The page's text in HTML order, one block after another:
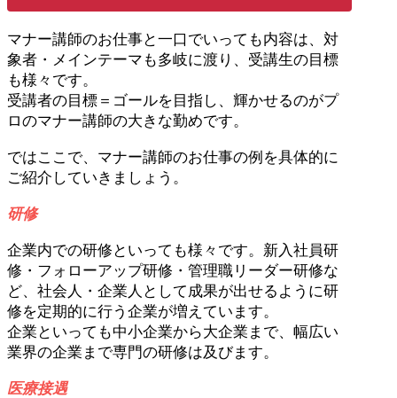
マナー講師のお仕事と一口でいっても内容は、対
象者・メインテーマも多岐に渡り、受講生の目標
も様々です。
受講者の目標＝ゴールを目指し、輝かせるのがプ
ロのマナー講師の大きな勤めです。
ではここで、マナー講師のお仕事の例を具体的に
ご紹介していきましょう。
研修
企業内での研修といっても様々です。新入社員研
修・フォローアップ研修・管理職リーダー研修な
ど、社会人・企業人として成果が出せるように研
修を定期的に行う企業が増えています。
企業といっても中小企業から大企業まで、幅広い
業界の企業まで専門の研修は及びます。
医療接遇